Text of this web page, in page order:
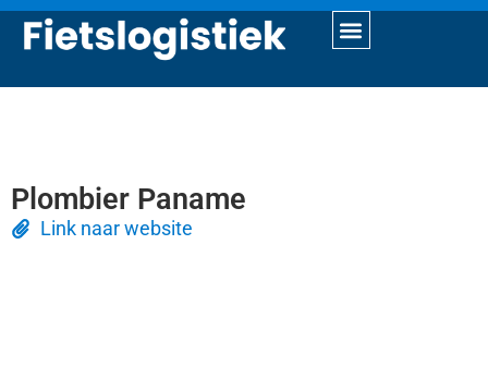
Plombier Paname
Link naar website